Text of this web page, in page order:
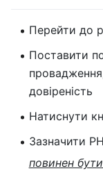
Перейти до
Поставити
довіреність
Натиснути
Зазначити
повинен